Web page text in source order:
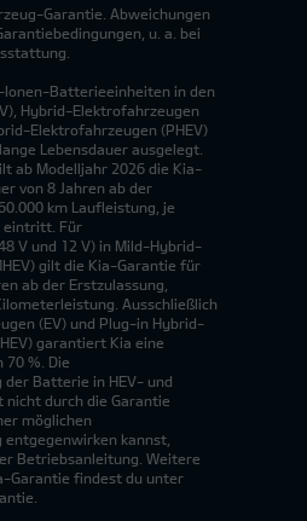
Garantie. Abweichungen
u. a. bei
Batterieeinheiten in den
Hybrid-Elektrofahrzeugen
Elektrofahrzeugen (PHEV)
Lebensdauer ausgelegt.
ab Modelljahr 2026 die Kia-
von 8 Jahren ab der
km Laufleistung, je
eintritt. Für
V und 12 V) in Mild-Hybrid-
gilt die Kia-Garantie für
ab der Erstzulassung,
Ausschließlich
(EV) und Plug-in Hybrid-
garantiert Kia eine
%. Die
Batterie in HEV- und
nicht durch die Garantie
möglichen
kannst,
Betriebsanleitung. Weitere
Garantie findest du unter